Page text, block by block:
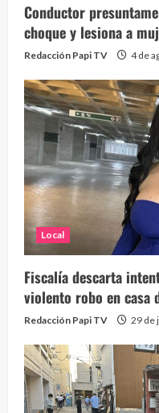
Conductor
choque y lesiona a
Redacción Papi TV 4 de
Local
Fiscalía descarta
violento robo en casa
Redacción Papi TV 29 de